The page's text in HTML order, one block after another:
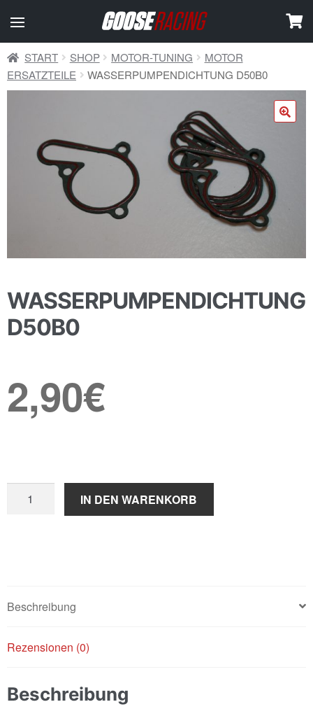
START SHOP MOTOR-TUNING
MOTOR
ERSATZTEILE
WASSERPUMPENDICHTUNG D50B0
WASSERPUMPENDICHTUNG
D50B0
2,90€
D50B0
IN DEN WARENKORB
Beschreibung
Rezensionen (0)
Beschreibung